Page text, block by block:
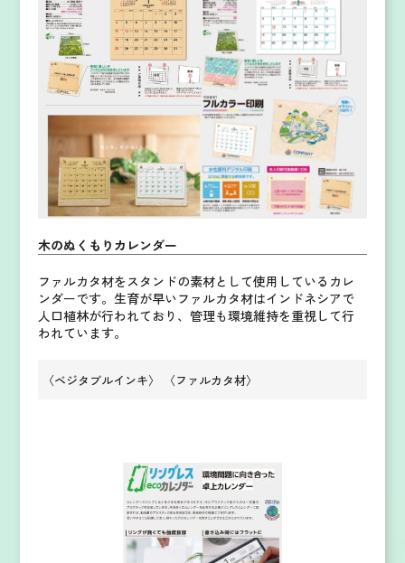
木のぬくもりカレンダー
ファルカタ材をスタンドの素材として使用しているカレ
ンダーです。生育が早いファルカタ材はインドネシアで
人口植林が行われており、管理も環境維持を重視して行
われています。
〈ベジタブルインキ〉 〈ファルカタ材〉